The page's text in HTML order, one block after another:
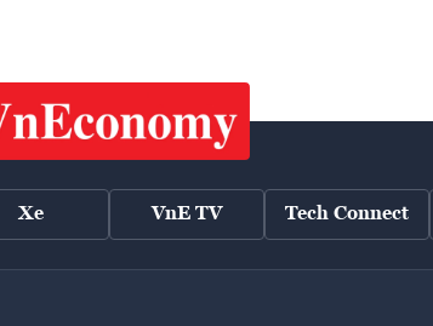
Xe VnE TV Tech Connect